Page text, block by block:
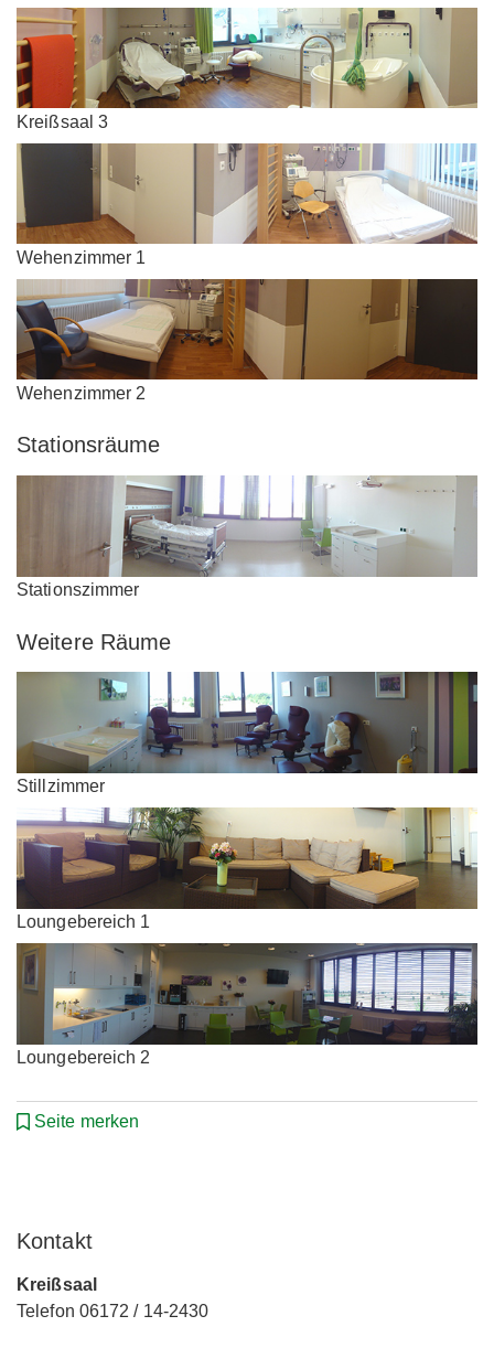
Kreißsaal 3
Wehenzimmer 1
Wehenzimmer 2
Stationsräume
Stationszimmer
Weitere Räume
Stillzimmer
Loungebereich 1
Loungebereich 2
Seite merken
Kontakt
Kreißsaal
Telefon 06172 / 14-2430